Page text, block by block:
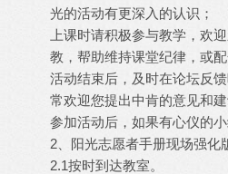
光的活动有更深入的认识；
上课时请积极参与教学，欢
教，帮助维持课堂纪律，或配
活动结束后，及时在论坛反
常欢迎您提出中肯的意见和建
参加活动后，如果有心仪的小
2、阳光志愿者手册现场强化
2.1按时到达教室。